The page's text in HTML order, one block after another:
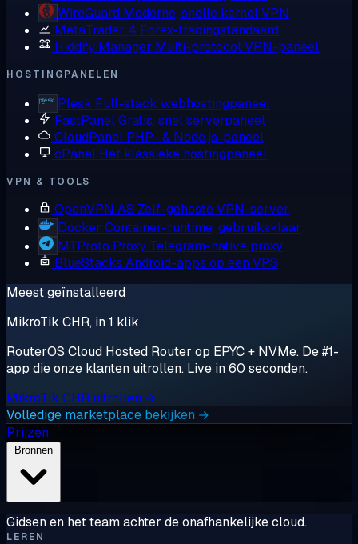
WireGuard Moderne, snelle kernel VPN
MetaTrader 4 Forex-tradingstandaard
Hiddify Manager Multi-protocol VPN-paneel
HOSTINGPANELEN
Plesk Full-stack webhostingpaneel
FastPanelGratis, snel serverpaneel
CloudPanel PHP- & Node.js-paneel
cPanel Het klassieke hostingpaneel
VPN & TOOLS
OpenVPN AS Zelf-gehoste VPN-server
Docker Container-runtime, gebruiksklaar
MTProto Proxy Telegram-native proxy
BlueStacks Android-apps op een VPS
Meest geïnstalleerd
MikroTik CHR, in 1 klik
RouterOS Cloud Hosted Router op EPYC + NVMe. De #1-
app die onze klanten uitrollen. Live in 60 seconden.
MikroTik CHR uitrollen →
Volledige marketplace bekijken →
Prijzen
Gidsen en het team achter de onafhankelijke cloud.
LEREN